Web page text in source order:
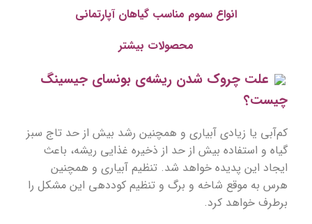
انواع سموم مناسب گیاهان آپارتمانی
محصولات بیشتر
علت چروک شدن ریشه‌ی بونسای جیسینگ
چیست؟
کم‌آبی یا زیادی آبیاری و همچنین رشد بیش از حد تاج سبز
گیاه و استفاده بیش از حد از ذخیره غذایی ریشه، باعث
ایجاد این پدیده خواهد شد. تنظیم آبیاری و همچنین
هرس به موقع شاخه و برگ و تنظیم کوددهی این مشکل را
برطرف خواهد کرد.